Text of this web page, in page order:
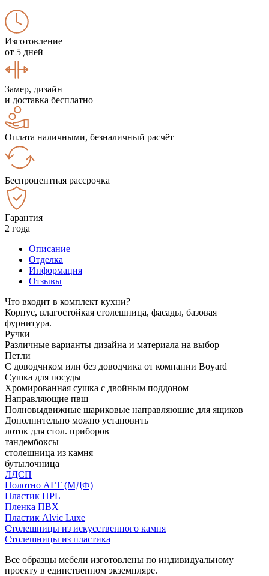
Изготовление
от 5 дней
Замер, дизайн
и доставка бесплатно
Оплата наличными, безналичный расчёт
Беспроцентная рассрочка
Гарантия
2 года
Описание
Отделка
Информация
Отзывы
Что входит в комплект кухни?
Корпус, влагостойкая столешница, фасады, базовая
фурнитура.
Ручки
Различные варианты дизайна и материала на выбор
Петли
С доводчиком или без доводчика от компании Boyard
Сушка для посуды
Хромированная сушка с двойным поддоном
Направляющие пвш
Полновыдвижные шариковые направляющие для ящиков
Дополнительно можно установить
лоток для стол. приборов
тандембоксы
столешница из камня
бутылочница
ЛДСП
Полотно АГТ (МДФ)
Пластик HPL
Пленка ПВХ
Пластик Alvic Luxe
Столешницы из искусственного камня
Столешницы из пластика
Все образцы мебели изготовлены по индивидуальному
проекту в единственном экземпляре.